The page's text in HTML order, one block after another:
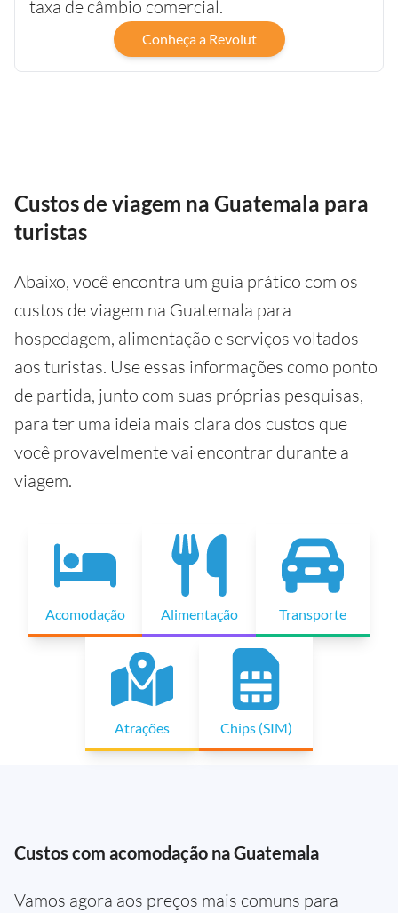
taxa de câmbio comercial.
Conheça a Revolut
Custos de viagem na Guatemala para
turistas
Abaixo, você encontra um guia prático com os
custos de viagem na Guatemala para
hospedagem, alimentação e serviços voltados
aos turistas. Use essas informações como ponto
de partida, junto com suas próprias pesquisas,
para ter uma ideia mais clara dos custos que
você provavelmente vai encontrar durante a
viagem.
Acomodação Alimentação Transporte
Atrações Chips (SIM)
Custos com acomodação na Guatemala
Vamos agora aos preços mais comuns para